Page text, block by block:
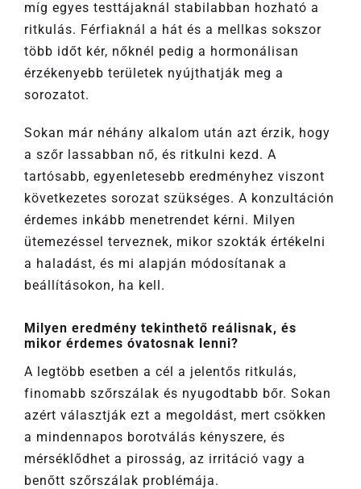
míg egyes testtájaknál stabilabban hozható a
ritkulás. Férfiaknál a hát és a mellkas sokszor
több időt kér, nőknél pedig a hormonálisan
érzékenyebb területek nyújthatják meg a
sorozatot.
Sokan már néhány alkalom után azt érzik, hogy
a szőr lassabban nő, és ritkulni kezd. A
tartósabb, egyenletesebb eredményhez viszont
következetes sorozat szükséges. A konzultáción
érdemes inkább menetrendet kérni. Milyen
ütemezéssel terveznek, mikor szokták értékelni
a haladást, és mi alapján módosítanak a
beállításokon, ha kell.
Milyen eredmény tekinthető reálisnak, és
mikor érdemes óvatosnak lenni?
A legtöbb esetben a cél a jelentős ritkulás,
finomabb szőrszálak és nyugodtabb bőr. Sokan
azért választják ezt a megoldást, mert csökken
a mindennapos borotválás kényszere, és
mérséklődhet a pirosság, az irritáció vagy a
benőtt szőrszálak problémája.